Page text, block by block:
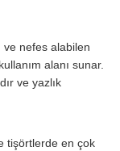
ve nefes alabilen
alanı sunar.
ve yazlık
tişörtlerde en çok